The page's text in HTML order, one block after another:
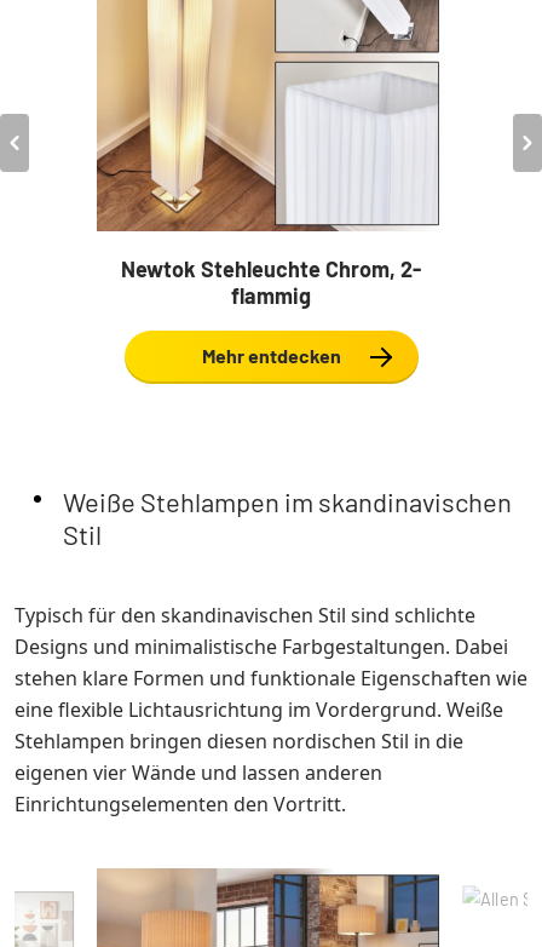
Newtok Stehleuchte Chrom, 2-
flammig
Mehr entdecken
Weiße Stehlampen im skandinavischen
Stil
Typisch für den skandinavischen Stil sind schlichte
Designs und minimalistische Farbgestaltungen. Dabei
stehen klare Formen und funktionale Eigenschaften wie
eine flexible Lichtausrichtung im Vordergrund. Weiße
Stehlampen bringen diesen nordischen Stil in die
eigenen vier Wände und lassen anderen
Einrichtungselementen den Vortritt.